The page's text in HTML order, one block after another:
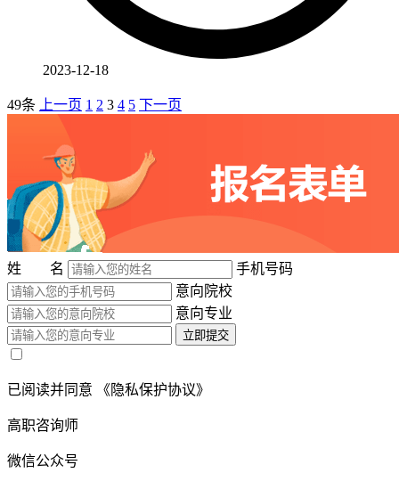
2023-12-18
49条 上一页 1 2 3 4 5 下一页
姓 名
手机号码
意向院校
意向专业
立即提交
已阅读并同意 《隐私保护协议》
高职咨询师
微信公众号